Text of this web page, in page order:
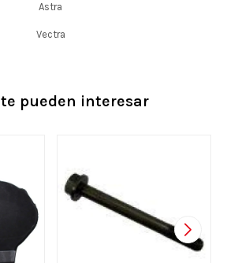
Astra
Vectra
pueden interesar